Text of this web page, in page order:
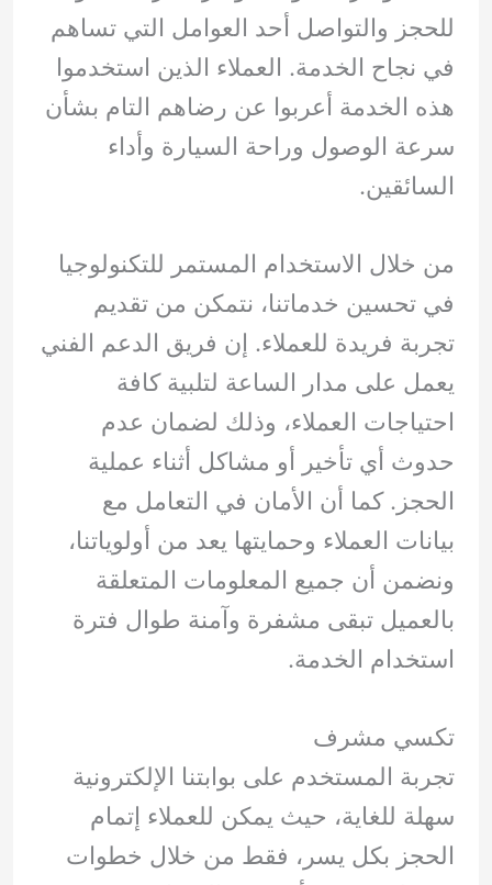
للحجز والتواصل أحد العوامل التي تساهم
في نجاح الخدمة. العملاء الذين استخدموا
هذه الخدمة أعربوا عن رضاهم التام بشأن
سرعة الوصول وراحة السيارة وأداء
السائقين.
من خلال الاستخدام المستمر للتكنولوجيا
في تحسين خدماتنا، نتمكن من تقديم
تجربة فريدة للعملاء. إن فريق الدعم الفني
يعمل على مدار الساعة لتلبية كافة
احتياجات العملاء، وذلك لضمان عدم
حدوث أي تأخير أو مشاكل أثناء عملية
الحجز. كما أن الأمان في التعامل مع
بيانات العملاء وحمايتها يعد من أولوياتنا،
ونضمن أن جميع المعلومات المتعلقة
بالعميل تبقى مشفرة وآمنة طوال فترة
استخدام الخدمة.
تكسي مشرف
تجربة المستخدم على بوابتنا الإلكترونية
سهلة للغاية، حيث يمكن للعملاء إتمام
الحجز بكل يسر، فقط من خلال خطوات